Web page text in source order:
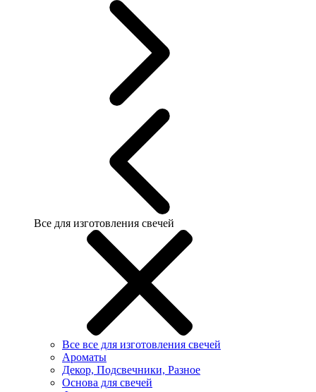
Все для изготовления свечей
Все все для изготовления свечей
Ароматы
Декор, Подсвечники, Разное
Основа для свечей